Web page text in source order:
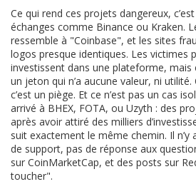
Ce qui rend ces projets dangereux,
échanges comme Binance ou Kraken.
ressemble à "Coinbase", et les sites
logos presque identiques. Les victimes
investissent dans une plateforme,
un jeton qui n’a aucune valeur, ni utilité.
c’est un piège. Et ce n’est pas un cas
arrivé à BHEX, FOTA, ou Uzyth : des
après avoir attiré des milliers
suit exactement le même chemin. Il n’y
de support, pas de réponse aux
sur CoinMarketCap, et des posts sur
toucher".